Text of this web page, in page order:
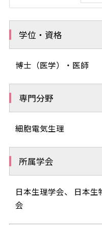
学位・資格
博士（医学）・医師
専門分野
細胞電気生理
所属学会
日本生理学会、 日本
会